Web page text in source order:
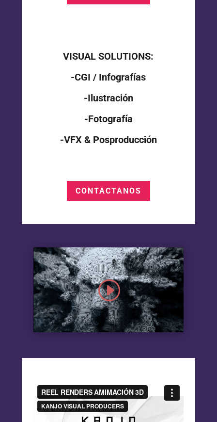
VISUAL SOLUTIONS:
-CGI / Infografías
-Ilustración
-Fotografía
-VFX & Posproducción
CONTACTANOS